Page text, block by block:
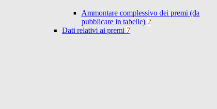
Ammontare complessivo dei premi (da
pubblicare in tabelle) 2
Dati relativi ai premi 7